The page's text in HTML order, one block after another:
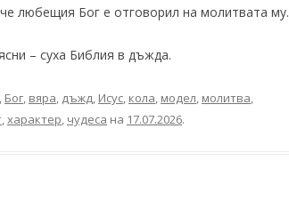
любещия Бог е отговорил на молитвата му.
– суха Библия в дъжда.
, Бог, вяра, дъжд, Исус, кола, модел, молитва,
,характер, чудеса на 17.07.2026.